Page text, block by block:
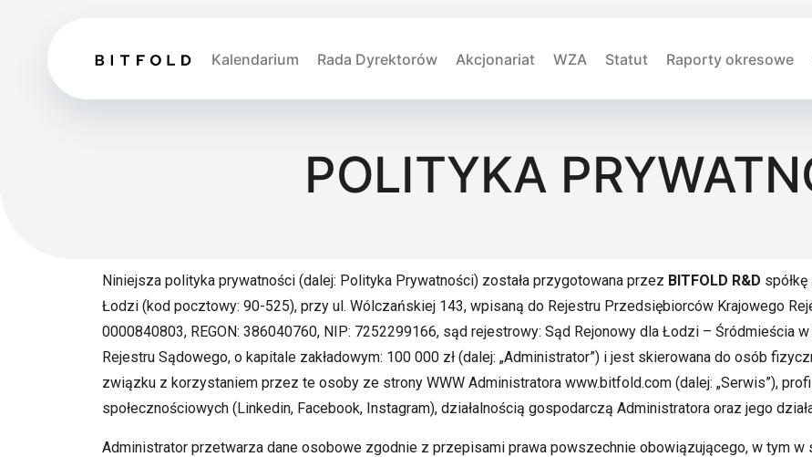
Kalendarium Rada Dyrektorów Akcjonariat WZA Statut Raporty okresowe
POLITYKA
Niniejsza polityka prywatności (dalej: Polityka Prywatności) została przygotowana przez BITFOLD R&D
Łodzi (kod pocztowy: 90-525), przy ul. Wólczańskiej 143, wpisaną do Rejestru Przedsiębiorców Krajowego
0000840803, REGON: 386040760, NIP: 7252299166, sąd rejestrowy: Sąd Rejonowy dla Łodzi – Śródmieścia
Rejestru Sądowego, o kapitale zakładowym: 100 000 zł (dalej: „Administrator”) i jest skierowana do osób
związku z korzystaniem przez te osoby ze strony WWW Administratora www.bitfold.com (dalej: „Serwis”),
społecznościowych (Linkedin, Facebook, Instagram), działalnością gospodarczą Administratora oraz jego
Administrator przetwarza dane osobowe zgodnie z przepisami prawa powszechnie obowiązującego, w tym